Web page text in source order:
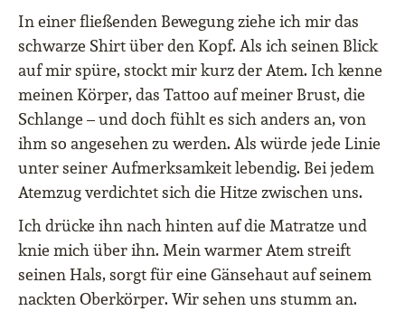
In einer fließenden Bewegung ziehe ich mir das
schwarze Shirt über den Kopf. Als ich seinen Blick
auf mir spüre, stockt mir kurz der Atem. Ich kenne
meinen Körper, das Tattoo auf meiner Brust, die
Schlange – und doch fühlt es sich anders an, von
ihm so angesehen zu werden. Als würde jede Linie
unter seiner Aufmerksamkeit lebendig. Bei jedem
Atemzug verdichtet sich die Hitze zwischen uns.
Ich drücke ihn nach hinten auf die Matratze und
knie mich über ihn. Mein warmer Atem streift
seinen Hals, sorgt für eine Gänsehaut auf seinem
nackten Oberkörper. Wir sehen uns stumm an.